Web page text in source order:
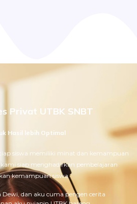
Privat UTBK SNBT
Hasil lebih Optimal
siswa memiliki minat dan kemampuan
siap menghadirkan pembelajaran
kemampuan siswa
Dewi, dan aku cuma pengen cerita